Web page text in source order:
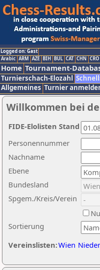
Logged on: Gast
Arabic ARM AZE BIH BUL CAT CHN CRO
Home Tournament-
Turnierschach-Elozahl
Allgemeines Turnier
Willkommen bei
Nachname
Ebene
Sortierung
Personennummer
Bundesland
Spgem./Kreis/Verein
Vereinslisten:Wien
FIDE-Elolisten Stand